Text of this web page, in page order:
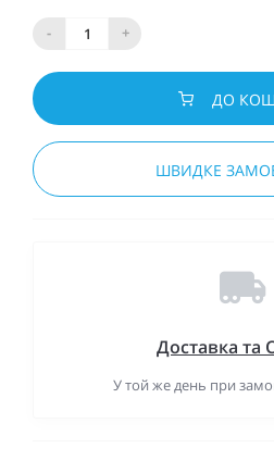
- +
ДО
ШВИДКЕ
Доставка та
У той же день при